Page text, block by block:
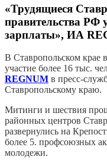
«Трудящиеся
правительства РФ
зарплаты», ИА
В Ставропольском крае
участие более 16 тыс.
REGNUM в пресс-
Ставропольскому краю.
Митинги и шествия
районных центров
развернулись на
более 5. профсоюзных
молодежи.